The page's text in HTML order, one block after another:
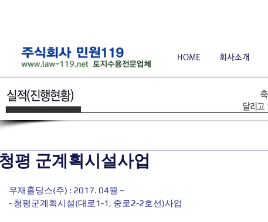
HOME 회사소개
평 군계획시설사업
우재홀딩스(주) : 2017. 04월 ~
- 청평군계획시설(대로1-1, 중로2-2호선)사업